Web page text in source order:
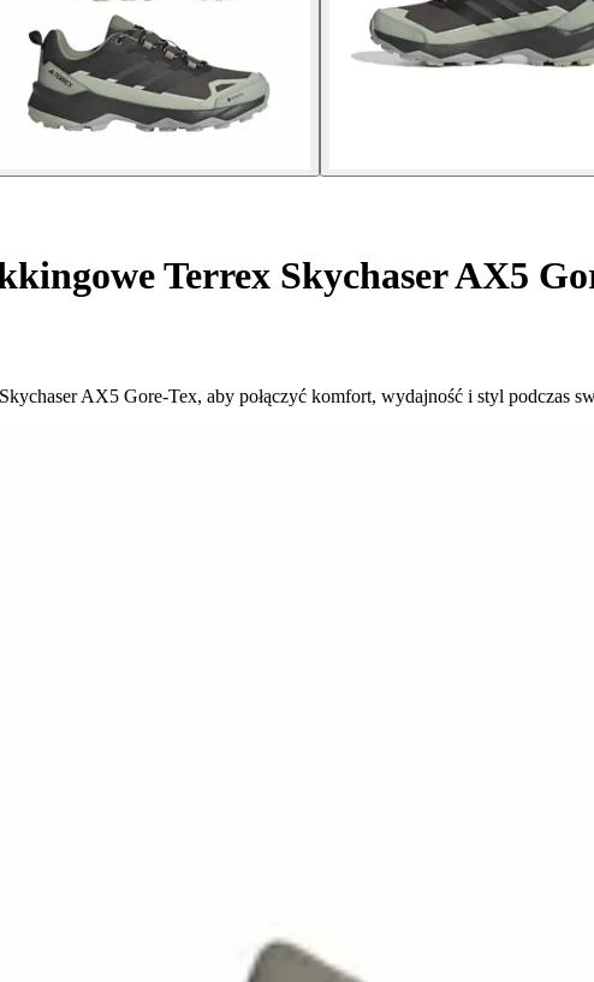
Terrex Skychaser AX5
AX5 Gore-Tex, aby połączyć komfort, wydajność i styl podczas